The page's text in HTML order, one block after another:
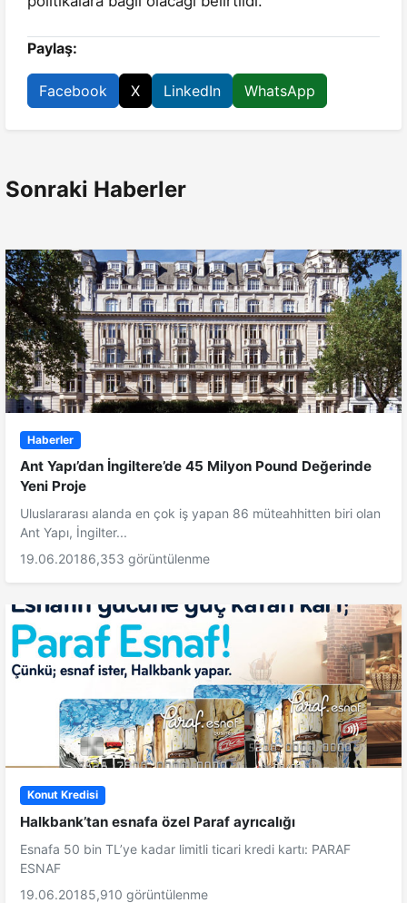
Paylaş:
Facebook X LinkedIn WhatsApp
Sonraki Haberler
Haberler
Ant Yapı’dan İngiltere’de 45 Milyon Pound Değerinde
Yeni Proje
Uluslararası alanda en çok iş yapan 86 müteahhitten biri olan
Ant Yapı, İngilter...
19.06.20186,353 görüntülenme
Konut Kredisi
Halkbank’tan esnafa özel Paraf ayrıcalığı
Esnafa 50 bin TL’ye kadar limitli ticari kredi kartı: PARAF
ESNAF
19.06.20185,910 görüntülenme